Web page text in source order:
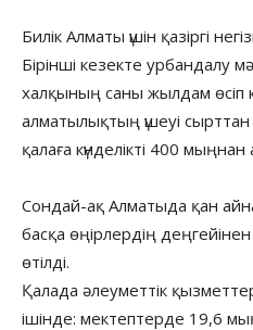
Билік Алматы үшін қазіргі
Бірінші кезекте урбандалу
халқының саны жылдам өсіп
алматылықтың үшеуі
қалаға күнделікті 400 мыңнан
Сондай-ақ Алматыда қан
басқа өңірлердің
өтілді.
Қалада әлеуметтік
ішінде: мектептерде 19,6